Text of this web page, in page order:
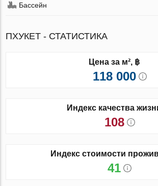
Бассейн
ПХУКЕТ - СТАТИСТИКА
Цена за м², ฿
118 000
Индекс качества
108
Индекс стоимости
41